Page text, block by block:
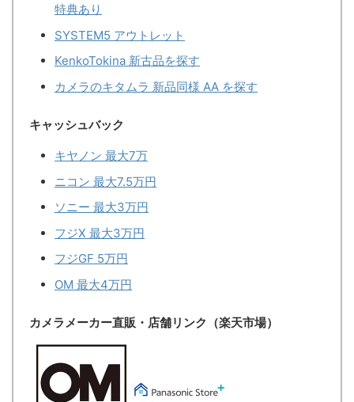
特典あり
SYSTEM5 アウトレット
KenkoTokina 新古品を探す
カメラのキタムラ 新品同様 AA を探す
キャッシュバック
キヤノン 最大7万
ニコン 最大7.5万円
ソニー 最大3万円
フジX 最大3万円
フジGF 5万円
OM 最大4万円
カメラメーカー直販・店舗リンク（楽天市場）